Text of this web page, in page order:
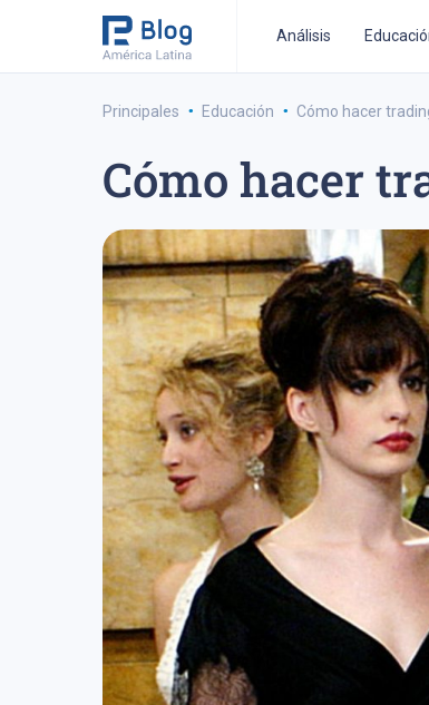
Análisis
estrategia de trading a medio-plazo
Principales · Educación · Cómo hacer
Cómo hacer